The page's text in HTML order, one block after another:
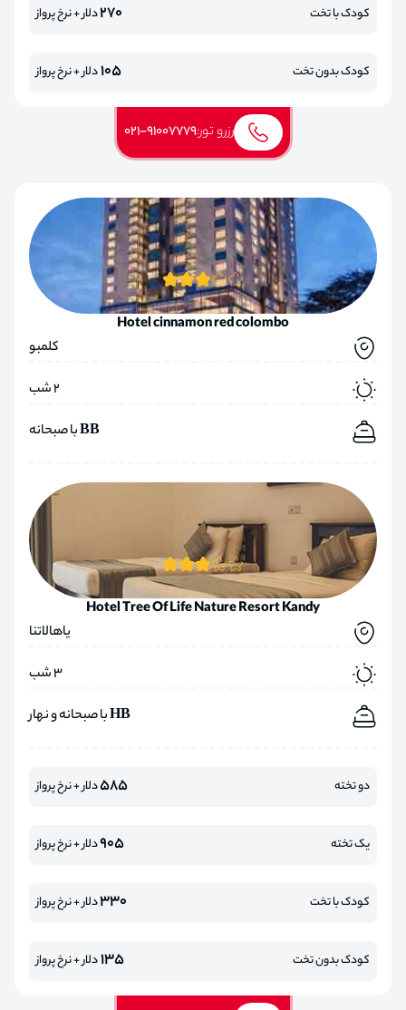
کودک با تخت 270دلار + نرخ پرواز
کودک بدون تخت 105دلار + نرخ پرواز
رزرو تور:021-91007779
Hotel cinnamon red colombo
کلمبو
2 شب
BB با صبحانه
Hotel Tree Of Life Nature Resort Kandy
یاهالاتنا
3 شب
HB با صبحانه و نهار
دو تخته 585دلار + نرخ پرواز
یک تخته 905دلار + نرخ پرواز
کودک با تخت 330دلار + نرخ پرواز
کودک بدون تخت 135دلار + نرخ پرواز